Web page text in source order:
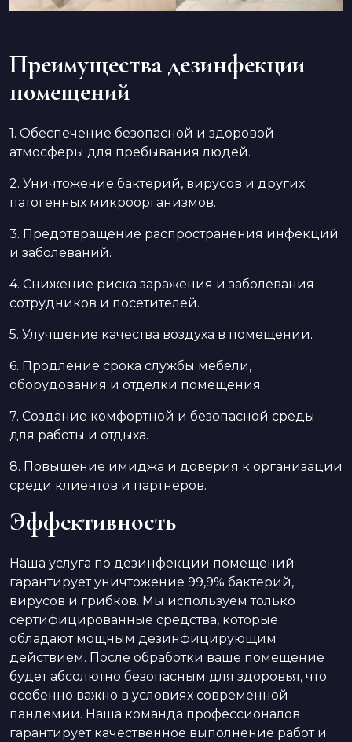
Преимущества дезинфекции
помещений
1. Обеспечение безопасной и здоровой
атмосферы для пребывания людей.
2. Уничтожение бактерий, вирусов и других
патогенных микроорганизмов.
3. Предотвращение распространения инфекций
и заболеваний.
4. Снижение риска заражения и заболевания
сотрудников и посетителей.
5. Улучшение качества воздуха в помещении.
6. Продление срока службы мебели,
оборудования и отделки помещения.
7. Создание комфортной и безопасной среды
для работы и отдыха.
8. Повышение имиджа и доверия к организации
среди клиентов и партнеров.
Эффективность
Наша услуга по дезинфекции помещений
гарантирует уничтожение 99,9% бактерий,
вирусов и грибков. Мы используем только
сертифицированные средства, которые
обладают мощным дезинфицирующим
действием. После обработки ваше помещение
будет абсолютно безопасным для здоровья, что
особенно важно в условиях современной
пандемии. Наша команда профессионалов
гарантирует качественное выполнение работ и